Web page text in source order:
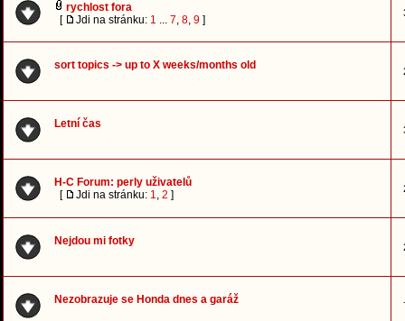
rychlost fora
[
Jdi na stránku: 1 ... 7, 8, 9 ]
sort topics -> up to X weeks/months old
Letní čas
H-C Forum: perly uživatelů
[
Jdi na stránku: 1, 2 ]
Nejdou mi fotky
Nezobrazuje se Honda dnes a garáž